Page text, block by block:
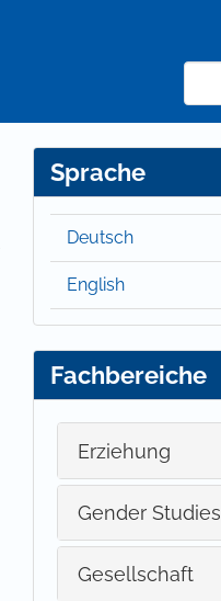
Sprache
Deutsch
English
Fachbereiche
Erziehung
Gender Studies
Gesellschaft